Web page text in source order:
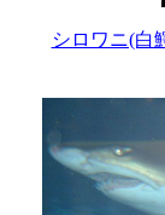
シロワニ(白